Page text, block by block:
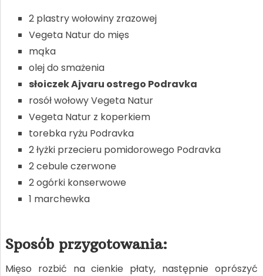
2 plastry wołowiny zrazowej
Vegeta Natur do mięs
mąka
olej do smażenia
słoiczek Ajvaru ostrego Podravka
rosół wołowy Vegeta Natur
Vegeta Natur z koperkiem
torebka ryżu Podravka
2 łyżki przecieru pomidorowego Podravka
2 cebule czerwone
2 ogórki konserwowe
1 marchewka
Sposób przygotowania:
Mięso rozbić na cienkie płaty, następnie oprószyć